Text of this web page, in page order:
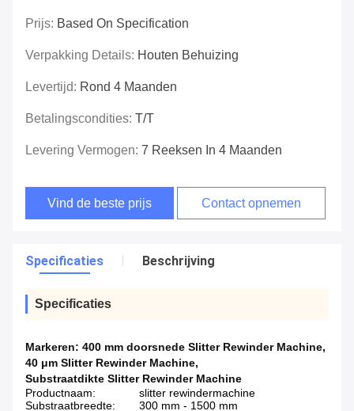
Prijs: Based On Specification
Verpakking Details: Houten Behuizing
Levertijd: Rond 4 Maanden
Betalingscondities: T/T
Levering Vermogen: 7 Reeksen In 4 Maanden
Vind de beste prijs Contact opnemen
Specificaties Beschrijving
Specificaties
Markeren: 400 mm doorsnede Slitter Rewinder Machine,
40 μm Slitter Rewinder Machine,
Substraatdikte Slitter Rewinder Machine
Productnaam:
slitter rewindermachine
Substraatbreedte:
300 mm - 1500 mm